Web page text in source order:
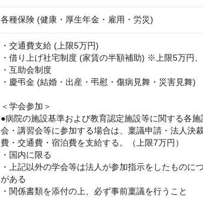
各種保険 (健康・厚生年金・雇用・労災)
・交通費支給 (上限5万円)
・借り上げ社宅制度 (家賃の半額補助) ※上限5万円
・互助会制度
・慶弔金 (結婚・出産・弔慰・傷病見舞・災害見舞)
＜学会参加＞
●病院の施設基準および教育認定施設等に関する各
会・講習会等に参加する場合は、稟議申請・法人決
費・交通費・宿泊費を支給する。（上限7万円）
・国内に限る
・上記以外の学会等は法人が参加指示をしたものに
がある
・関係書類を添付の上、必ず事前稟議を行うこと